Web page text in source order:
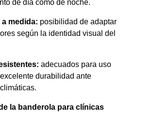
de día como de noche.
medida: posibilidad de adaptar
según la identidad visual del
adecuados para uso
durabilidad ante
la banderola para clínicas